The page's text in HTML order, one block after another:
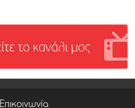
Επικοινωνία